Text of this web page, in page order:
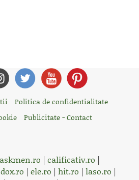
Politica de confidentialitate
Publicitate - Contact
askmen.ro | calificativ.ro |
| ele.ro | hit.ro | laso.ro |